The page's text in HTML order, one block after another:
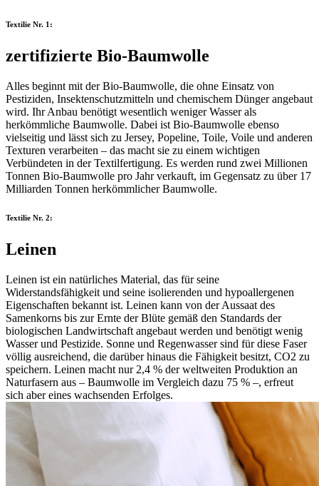
Textilie Nr. 1:
zertifizierte Bio-Baumwolle
Alles beginnt mit der Bio-Baumwolle, die ohne Einsatz von
Pestiziden, Insektenschutzmitteln und chemischem Dünger angebaut
wird. Ihr Anbau benötigt wesentlich weniger Wasser als
herkömmliche Baumwolle. Dabei ist Bio-Baumwolle ebenso
vielseitig und lässt sich zu Jersey, Popeline, Toile, Voile und anderen
Texturen verarbeiten – das macht sie zu einem wichtigen
Verbündeten in der Textilfertigung. Es werden rund zwei Millionen
Tonnen Bio-Baumwolle pro Jahr verkauft, im Gegensatz zu über 17
Milliarden Tonnen herkömmlicher Baumwolle.
Textilie Nr. 2:
Leinen
Leinen ist ein natürliches Material, das für seine
Widerstandsfähigkeit und seine isolierenden und hypoallergenen
Eigenschaften bekannt ist. Leinen kann von der Aussaat des
Samenkorns bis zur Ernte der Blüte gemäß den Standards der
biologischen Landwirtschaft angebaut werden und benötigt wenig
Wasser und Pestizide. Sonne und Regenwasser sind für diese Faser
völlig ausreichend, die darüber hinaus die Fähigkeit besitzt, CO2 zu
speichern. Leinen macht nur 2,4 % der weltweiten Produktion an
Naturfasern aus – Baumwolle im Vergleich dazu 75 % –, erfreut
sich aber eines wachsenden Erfolges.